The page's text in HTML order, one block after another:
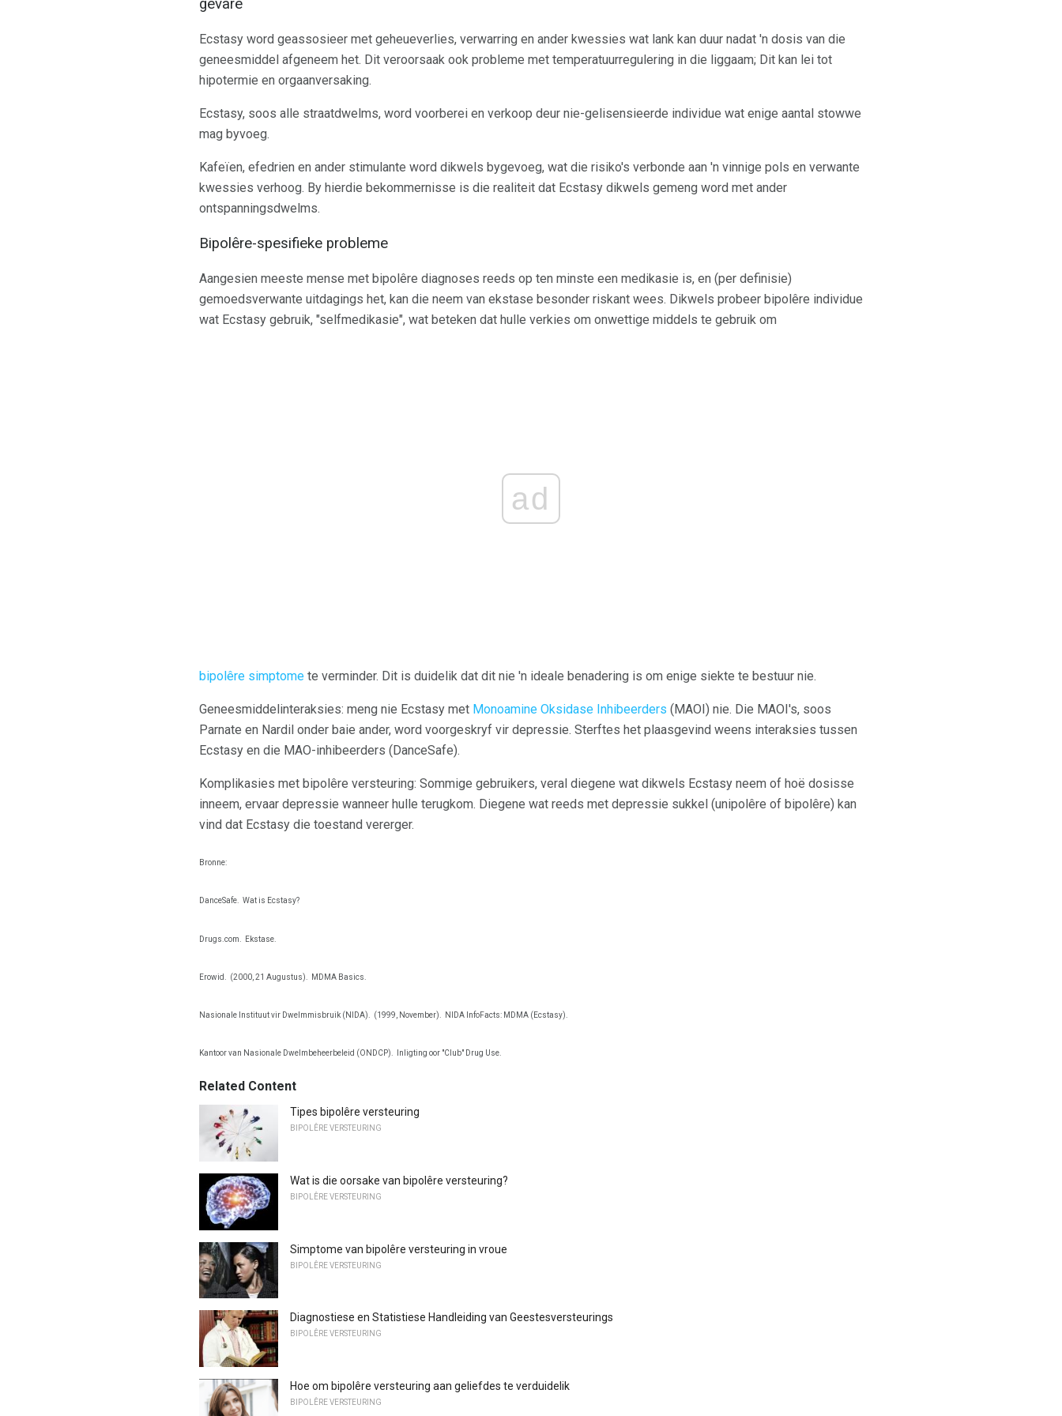
gevare
Ecstasy word geassosieer met geheueverlies, verwarring en ander kwessies wat lank kan duur nadat 'n dosis van die
geneesmiddel afgeneem het. Dit veroorsaak ook probleme met temperatuurregulering in die liggaam; Dit kan lei tot
hipotermie en orgaanversaking.
Ecstasy, soos alle straatdwelms, word voorberei en verkoop deur nie-gelisensieerde individue wat enige aantal stowwe
mag byvoeg.
Kafeïen, efedrien en ander stimulante word dikwels bygevoeg, wat die risiko's verbonde aan 'n vinnige pols en verwante
kwessies verhoog. By hierdie bekommernisse is die realiteit dat Ecstasy dikwels gemeng word met ander
ontspanningsdwelms.
Bipolêre-spesifieke probleme
Aangesien meeste mense met bipolêre diagnoses reeds op ten minste een medikasie is, en (per definisie)
gemoedsverwante uitdagings het, kan die neem van ekstase besonder riskant wees. Dikwels probeer bipolêre individue
wat Ecstasy gebruik, "selfmedikasie", wat beteken dat hulle verkies om onwettige middels te gebruik om
ad
bipolêre simptome te verminder. Dit is duidelik dat dit nie 'n ideale benadering is om enige siekte te bestuur nie.
Geneesmiddelinteraksies: meng nie Ecstasy met Monoamine Oksidase Inhibeerders (MAOI) nie. Die MAOI's, soos
Parnate en Nardil onder baie ander, word voorgeskryf vir depressie. Sterftes het plaasgevind weens interaksies tussen
Ecstasy en die MAO-inhibeerders (DanceSafe).
Komplikasies met bipolêre versteuring: Sommige gebruikers, veral diegene wat dikwels Ecstasy neem of hoë dosisse
inneem, ervaar depressie wanneer hulle terugkom. Diegene wat reeds met depressie sukkel (unipolêre of bipolêre) kan
vind dat Ecstasy die toestand vererger.
Bronne:
DanceSafe. Wat is Ecstasy?
Drugs.com. Ekstase.
Erowid. (2000, 21 Augustus). MDMA Basics.
Nasionale Instituut vir Dwelmmisbruik (NIDA). (1999, November). NIDA InfoFacts: MDMA (Ecstasy).
Kantoor van Nasionale Dwelmbeheerbeleid (ONDCP). Inligting oor "Club" Drug Use.
Related Content
Tipes bipolêre versteuring
BIPOLÊRE VERSTEURING
Wat is die oorsake van bipolêre versteuring?
BIPOLÊRE VERSTEURING
Simptome van bipolêre versteuring in vroue
BIPOLÊRE VERSTEURING
Diagnostiese en Statistiese Handleiding van Geestesversteurings
BIPOLÊRE VERSTEURING
Hoe om bipolêre versteuring aan geliefdes te verduidelik
BIPOLÊRE VERSTEURING